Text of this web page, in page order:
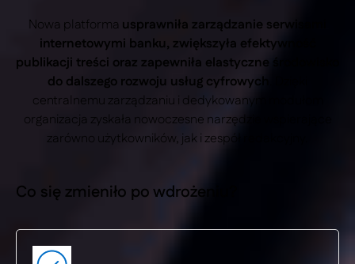
Nowa platforma usprawniła zarządzanie serwisami
internetowymi banku, zwiększyła efektywność
publikacji treści oraz zapewniła elastyczne środowisko
do dalszego rozwoju usług cyfrowych
centralnemu zarządzaniu i dedykowanym modułom
organizacja zyskała nowoczesne narzędzie wspierające
zarówno użytkowników, jak i zespół redakcyjny.
Co się zmieniło po wdrożeniu?